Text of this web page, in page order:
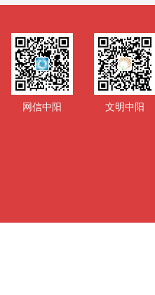
网信中阳 文明中阳